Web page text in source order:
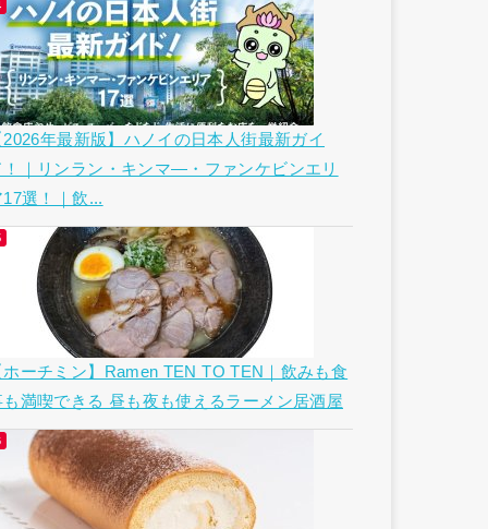
2026年最新版】ハノイの日本人街最新ガイ
！｜リンラン・キンマ―・ファンケビンエリ
17選！｜飲...
ホーチミン】Ramen TEN TO TEN｜飲みも食
も満喫できる 昼も夜も使えるラーメン居酒屋